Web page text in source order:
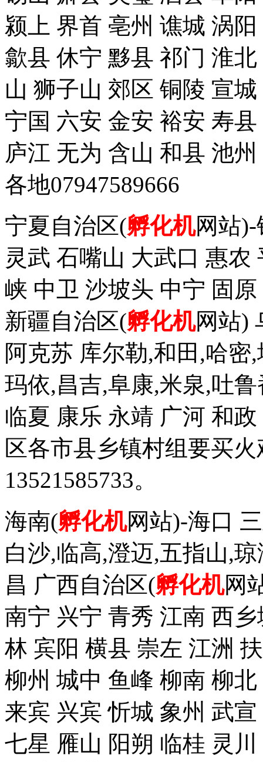
颍上 界首 亳州 谯城 涡
歙县 休宁 黟县 祁门 淮
山 狮子山 郊区 铜陵 宣
宁国 六安 金安 裕安 寿
庐江 无为 含山 和县 池
各地07947589666
宁夏自治区(孵化机网站)-
灵武 石嘴山 大武口 惠农
峡 中卫 沙坡头 中宁 固
新疆自治区(孵化机网站)
阿克苏 库尔勒,和田,哈密
玛依,昌吉,阜康,米泉,吐
临夏 康乐 永靖 广河 和
区各市县乡镇村组要买
13521585733。
海南(孵化机网站)-海口
白沙,临高,澄迈,五指山,
昌 广西自治区(孵化机网
南宁 兴宁 青秀 江南 西
林 宾阳 横县 崇左 江洲
柳州 城中 鱼峰 柳南 柳
来宾 兴宾 忻城 象州 武
七星 雁山 阳朔 临桂 灵